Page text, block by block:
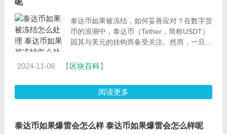
呢
泰达币如果被冻结，如何妥善应对？在数字货
币的浪潮中，泰达币（Tether，简称USDT）
因其与美元的挂钩而备受关注。然而，一旦泰
战。本文将深入探讨泰
2024-11-08 【区块百科】
阅读更多
泰达币如果爆雷会怎么样 泰达币如果爆雷会怎么样呢